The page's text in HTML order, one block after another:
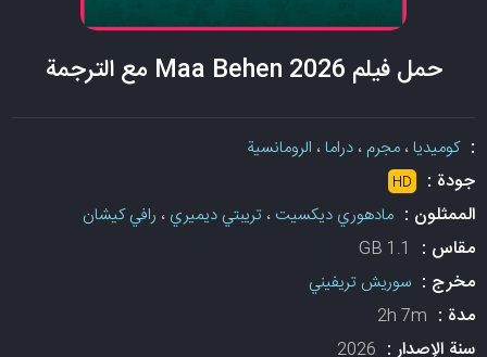
حمل فيلم Maa Behen 2026 مع الترجمة
:كوميديا،مجرم ،دراما، الرومانسية
جودة : HD
الممثلون :مادهوري ديكسيت ، تريبتي ديميري ، رافي كيشان
مقاس : 1.1 GB
مخرج :سوريش تريفيني
مدة : 2h 7m
سنة الإصدار : 2026